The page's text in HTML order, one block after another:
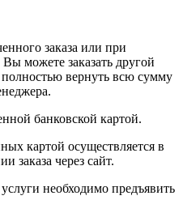
заказа или при
можете заказать другой
вернуть всю сумму
банковской картой.
картой осуществляется в
заказа через сайт.
необходимо предъявить